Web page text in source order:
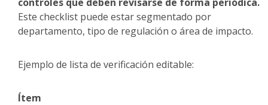
Este checklist puede estar segmentado por
departamento, tipo de regulación o área de impacto.
Ejemplo de lista de verificación editable:
Ítem